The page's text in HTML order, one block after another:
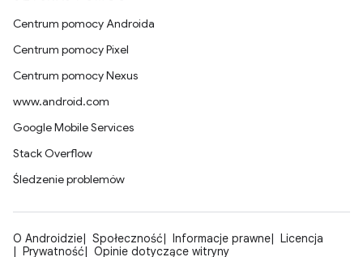
Centrum pomocy Androida
Centrum pomocy Pixel
Centrum pomocy Nexus
www.android.com
Google Mobile Services
Stack Overflow
Śledzenie problemów
O Androidzie Społeczność Informacje prawne
Licencja
Prywatność
Opinie dotyczące witryny